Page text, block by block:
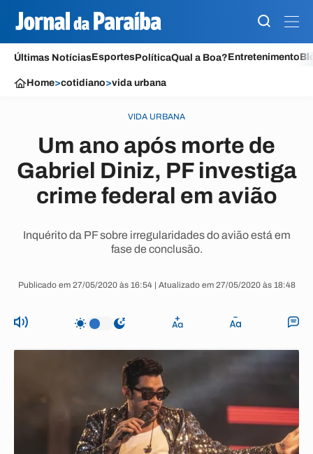
Últimas NotíciasEsportesPolíticaQual a Boa?Entretenimento
Home>cotidiano>vida urbana
VIDA URBANA
Um ano após morte de
Gabriel Diniz, PF investiga
crime federal em avião
Inquérito da PF sobre irregularidades do avião está em
fase de conclusão.
Publicado em 27/05/2020 às 16:54 | Atualizado em 27/05/2020 às 18:48